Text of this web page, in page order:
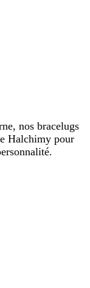
nos bracelugs
Halchimy pour